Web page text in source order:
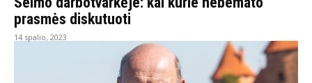
prasmės diskutuoti
14 spalio, 2023